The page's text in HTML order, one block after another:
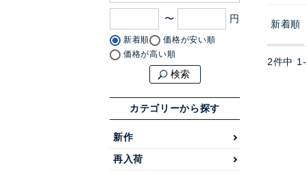
〜
新着順
価格が安い順
価格が高い順
検索
カテゴリーから探す
新作
再入荷
新着順
2件中 1 -